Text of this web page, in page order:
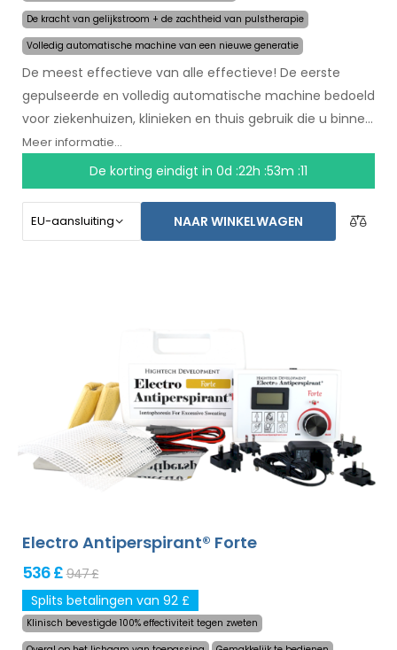
De kracht van gelijkstroom + de zachtheid van pulstherapie
Volledig automatische machine van een nieuwe generatie
De meest effectieve van alle effectieve! De eerste
gepulseerde en volledig automatische machine bedoeld
voor ziekenhuizen, klinieken en thuis gebruik die u binnen
een paar maanden zal helpen met het stoppen van
zweten. In het begin van de behandeling selecteert u
simpelweg het gebied waar u overmatig zweet en de
technologie kunnen gevoelige lichaamsdelen worden
standaardpakket) te verhelpen. Met additionele
adapters kunt u ook het voorhoofd, hoofdhuid, buik, rug,
billen, borst en andere lichaamsdelen succesvol,
langdurig behandelen. Niet-goed-geld-terug garantie in
geval van ontevredenheid en gratis express verzending
Meer informatie...
De korting eindigt in 0d :22h :53m :10
NAAR WINKELWAGEN
Electro Antiperspirant® Forte
536 £947 £
Splits betalingen van 92 £
Klinisch bevestigde 100% effectiviteit tegen zweten